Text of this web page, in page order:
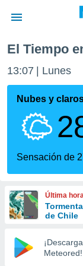
de
por
que se
calidad.
a este
las
y
forma
digital
basada
El Tiempo
13:07 Lunes
Nubes y
Sensación de
Última
de Chile
¡Descarga
Meteored!